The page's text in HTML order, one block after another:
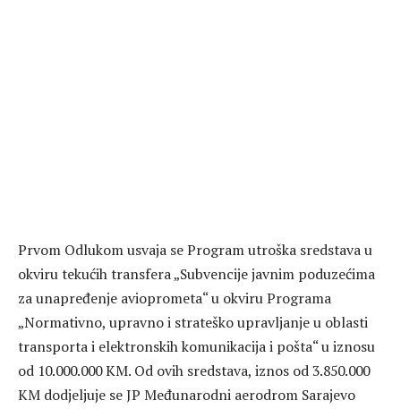
Prvom Odlukom usvaja se Program utroška sredstava u
okviru tekućih transfera „Subvencije javnim poduzećima
za unapređenje avioprometa“ u okviru Programa
„Normativno, upravno i strateško upravljanje u oblasti
transporta i elektronskih komunikacija i pošta“ u iznosu
od 10.000.000 KM. Od ovih sredstava, iznos od 3.850.000
KM dodjeljuje se JP Međunarodni aerodrom Sarajevo